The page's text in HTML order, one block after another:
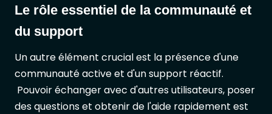
Le rôle essentiel de la communauté et
du support
Un autre élément crucial est la présence d'une
communauté active et d'un support réactif.
Pouvoir échanger avec d'autres utilisateurs, poser
des questions et obtenir de l'aide rapidement est